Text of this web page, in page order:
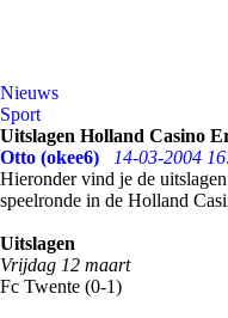
Nieuws
Sport
Uitslagen Holland Casino
Otto (okee6)
14-03-2004
Hieronder vind je de
speelronde in de Holland
Uitslagen
Vrijdag 12 maart
Fc Twente (0-1)